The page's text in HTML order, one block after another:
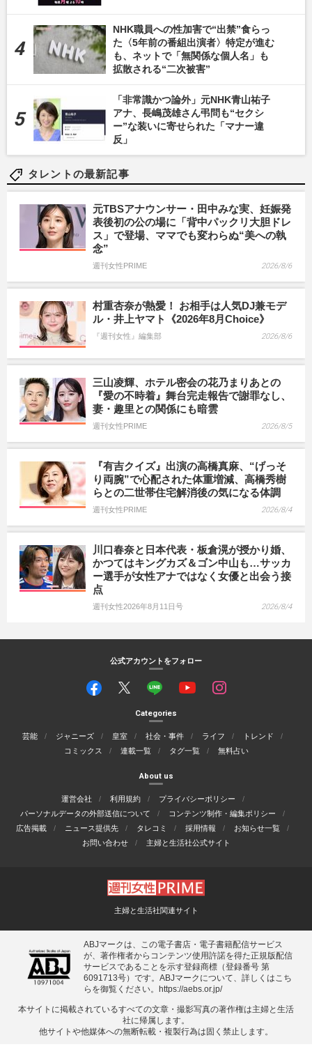
NHK職員への性加害で“出禁”食らっ
た〈5年前の番組出演者〉特定が進む
も、ネットで「無関係な個人名」も
拡散される“二次被害”
「非常識かつ論外」元NHK青山祐子
アナ、長嶋茂雄さん弔問も“セクシ
ー”な装いに寄せられた「マナー違
反」
タレントの最新記事
元TBSアナウンサー・田中みな実、妊娠発
表後初の公の場に「背中パックリ大胆ドレ
ス」で登場、ママでも変わらぬ“美への執
念”
週刊女性PRIME 2026/8/6
村重杏奈が熱愛！ お相手は人気DJ兼モデ
ル・井上ヤマト《2026年8月Choice》
『週刊女性』編集部 2026/8/6
三山凌輝、ホテル密会の花乃まりあとの
『愛の不時着』舞台完走報告で謝罪なし、
妻・趣里との関係にも暗雲
週刊女性PRIME 2026/8/5
『有吉クイズ』出演の高橋真麻、“げっそ
り両腕”で心配された体重増減、高橋秀樹
らとの二世帯住宅解消後の気になる体調
週刊女性PRIME 2026/8/4
川口春奈と日本代表・板倉滉が授かり婚、
かつてはキングカズ＆ゴン中山も…サッカ
ー選手が女性アナではなく女優と出会う接
点
週刊女性2026年8月11日号 2026/8/4
公式アカウントをフォロー
Categories
芸能 ジャニーズ 皇室 社会・事件 ライフ
トレンド
コミックス
連載一覧 タグ一覧 無料占い
About us
運営会社 利用規約
プライバシーポリシー
パーソナルデータの外部送信について
コンテンツ制作・編集ポリシー
広告掲載
ニュース提供先 タレコミ 採用情報
お知らせ一覧
お問い合わせ
主婦と生活社公式サイト
主婦と生活社関連サイト
ABJマークは、この電子書店・電子書籍配信サービス
が、著作権者からコンテンツ使用許諾を得た正規版配信
サービスであることを示す登録商標（登録番号 第
6091713号）です。ABJマークについて、詳しくはこち
らを御覧ください。
https://aebs.or.jp/
本サイトに掲載されているすべての⽂章・撮影写真の著作権は主婦と⽣活
社に帰属します。
他サイトや他媒体への無断転載・複製⾏為は固く禁⽌します。